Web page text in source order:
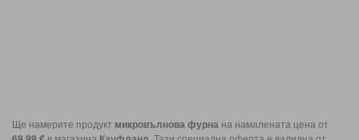
Ще намерите продукт микровълнова фурна на намалената цена от